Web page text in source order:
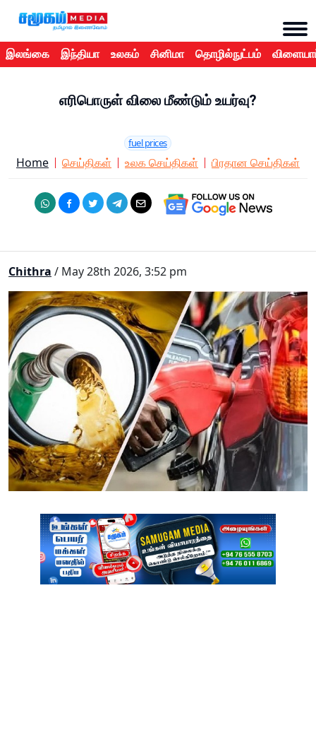
இலங்கை இந்தியா உலகம் சினிமா தொழில்நுட்பம்
எரிபொருள் விலை மீண்டும் உயர்வு?
fuel prices
Home செய்திகள் உலக செய்திகள் பிரதான செய்திகள்
Chithra / May 28th 2026, 3:52 pm